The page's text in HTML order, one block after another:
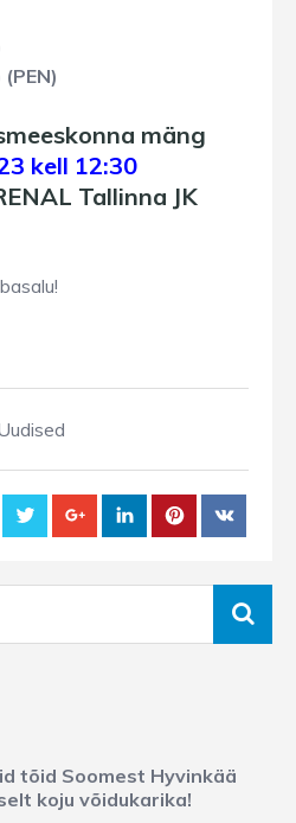
mäng
kell 12:30
Tallinna JK
tõid Soomest Hyvinkää
koju võidukarika!